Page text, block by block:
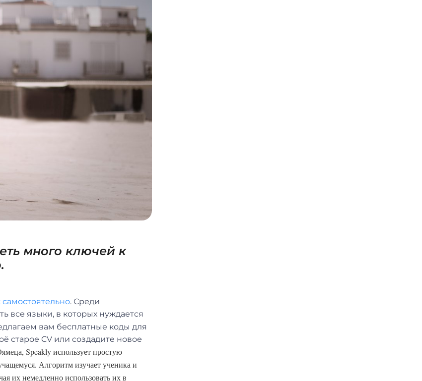
много ключей к
самостоятельно. Среди
все языки, в которых нуждается
вам бесплатные коды для
старое CV или создадите новое
Speakly использует простую
Алгоритм изучает ученика и
их немедленно использовать их в